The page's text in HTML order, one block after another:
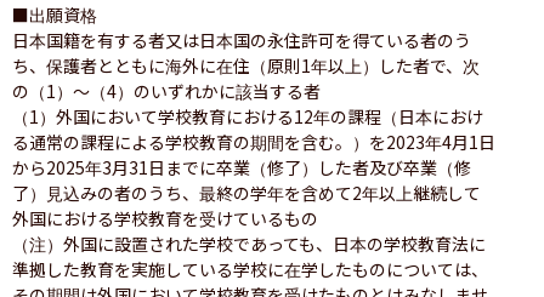
■出願資格
日本国籍を有する者又は日本国の永住許可を得ている者のう
ち、保護者とともに海外に在住（原則1年以上）した者で、次
の（1）～（4）のいずれかに該当する者
（1）外国において学校教育における12年の課程（日本におけ
る通常の課程による学校教育の期間を含む。）を2023年4月1日
から2025年3月31日までに卒業（修了）した者及び卒業（修
了）見込みの者のうち、最終の学年を含めて2年以上継続して
外国における学校教育を受けているもの
（注）外国に設置された学校であっても、日本の学校教育法に
準拠した教育を実施している学校に在学したものについては、